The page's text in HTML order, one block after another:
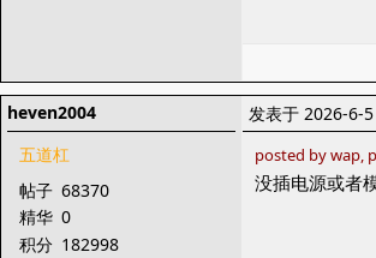
heven2004
五道杠
帖子 68370
精华 0
积分 182998
发表于 2026-6-
posted by wap,
没插电源或者